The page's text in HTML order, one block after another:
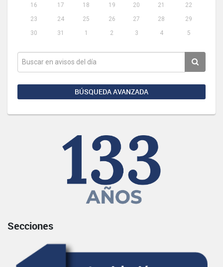
16
17 18 19 20 21
22
23
24 25 26 27 28
29
30
31 1 2 3 4 5
BÚSQUEDA AVANZADA
Secciones